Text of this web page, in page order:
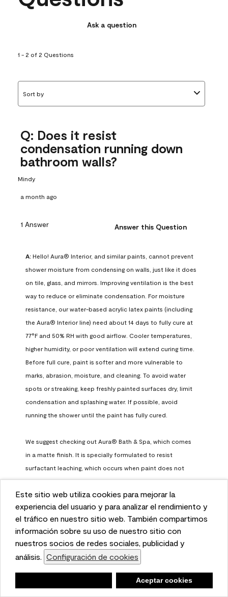
This website uses cookies to enhance user experience
and to analyze performance and traffic on our website.
We also share information about your use of our site
with our social media, advertising, and analytics
partners. Cookie Settings
Accept Cookies
Este sitio web utiliza cookies para mejorar la
experiencia del usuario y para analizar el rendimiento y
el tráfico en nuestro sitio web. También compartimos
información sobre su uso de nuestro sitio con
nuestros socios de redes sociales, publicidad y
análisis. Configuración de cookies
Aceptar cookies
Ask a question
1 - 2 of 2 Questions
Sort by
Q: Does it resist
condensation running down
bathroom walls?
Mindy
a month ago
1 Answer Answer this Question
A: Hello! Aura® Interior, and similar paints, cannot prevent
shower moisture from condensing on walls, just like it does
on tile, glass, and mirrors. Improving ventilation is the best
way to reduce or eliminate condensation. For moisture
resistance, our water-based acrylic latex paints (including
the Aura® Interior line) need about 14 days to fully cure at
77°F and 50% RH with good airflow. Cooler temperatures,
higher humidity, or poor ventilation will extend curing time.
Before full cure, paint is softer and more vulnerable to
marks, abrasion, moisture, and cleaning. To avoid water
spots or streaking, keep freshly painted surfaces dry, limit
condensation and splashing water. If possible, avoid
running the shower until the paint has fully cured.
We suggest checking out Aura® Bath & Spa, which comes
in a matte finish. It is specially formulated to resist
surfactant leaching, which occurs when paint does not
have enough time to fully cure before being exposed to
high humidity. To learn more, feel free to check it out here:
https://www.benjaminmoore.com/en-us/interior-exterior-
paints-stains/product-catalog/abs/aura-bath-and-spa-
paint
Benjamin Moore Support
a month ago